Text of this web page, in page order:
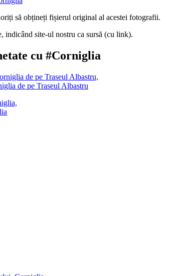
să obțineți fișierul original al acestei fotografii.
indicând site-ul nostru ca sursă (cu link).
cu #Corniglia
de pe Traseul Albastru